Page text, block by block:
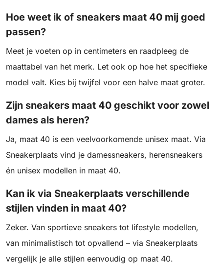
Hoe weet ik of sneakers maat 40 mij goed
passen?
Meet je voeten op in centimeters en raadpleeg de
maattabel van het merk. Let ook op hoe het specifieke
model valt. Kies bij twijfel voor een halve maat groter.
Zijn sneakers maat 40 geschikt voor zowel
dames als heren?
Ja, maat 40 is een veelvoorkomende unisex maat. Via
Sneakerplaats vind je damessneakers, herensneakers
én unisex modellen in maat 40.
Kan ik via Sneakerplaats verschillende
stijlen vinden in maat 40?
Zeker. Van sportieve sneakers tot lifestyle modellen,
van minimalistisch tot opvallend – via Sneakerplaats
vergelijk je alle stijlen eenvoudig op maat 40.